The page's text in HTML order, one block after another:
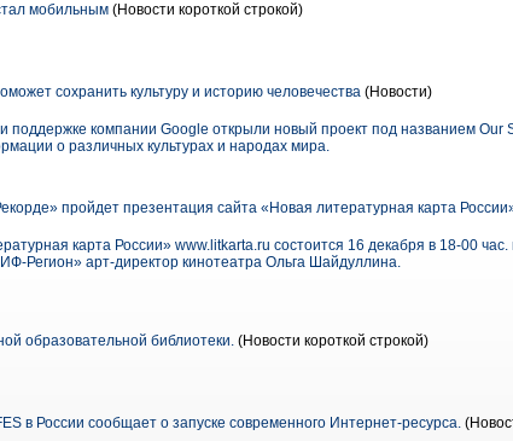
мобильным (Новости короткой строкой)
сохранить культуру и историю человечества (Новости)
поддержке компании Google открыли новый проект под названием Our
о различных культурах и народах мира.
пройдет презентация сайта «Новая литературная карта
карта России» www.litkarta.ru состоится 16 декабря в 18-00
Регион» арт-директор кинотеатра Ольга Шайдуллина.
образовательной библиотеки. (Новости короткой строкой)
в России сообщает о запуске современного Интернет-ресурса.